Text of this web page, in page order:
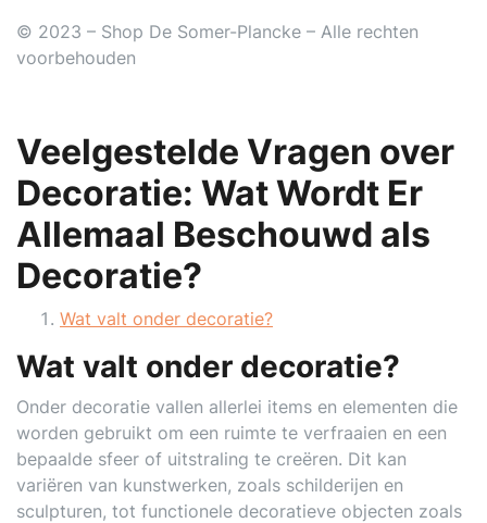
© 2023 – Shop De Somer-Plancke – Alle rechten
voorbehouden
Veelgestelde Vragen over
Decoratie: Wat Wordt Er
Allemaal Beschouwd als
Decoratie?
Wat valt onder decoratie?
Wat valt onder decoratie?
Onder decoratie vallen allerlei items en elementen die
worden gebruikt om een ruimte te verfraaien en een
bepaalde sfeer of uitstraling te creëren. Dit kan
variëren van kunstwerken, zoals schilderijen en
sculpturen, tot functionele decoratieve objecten zoals